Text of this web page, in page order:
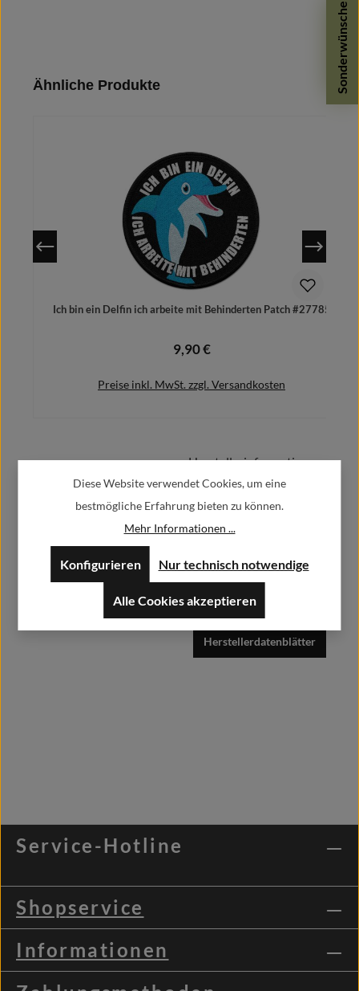
Sonderwünsche
Produktgalerie überspringen
Ähnliche Produkte
Ich bin ein Delfin ich arbeite mit Behinderten Patch #27785
Regulärer Preis:
9,90 €
Preise inkl. MwSt. zzgl. Versandkosten
In den WarenkorbHerstellerinformationen:
Alfa GmbH / Alfashirt
Weisweilerstr.20-22
Herstellerdatenblätter
Service-Hotline
Shopservice
Informationen
Diese Website verwendet Cookies, um eine
bestmögliche Erfahrung bieten zu können.
Mehr Informationen ...
Nur technisch notwendige
Konfigurieren
Alle Cookies akzeptieren